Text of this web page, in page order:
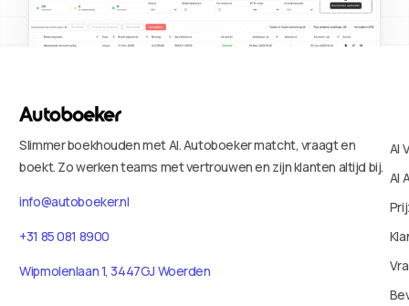
Slimmer boekhouden met AI. Autoboeker matcht, vraagt en
boekt. Zo werken teams met vertrouwen en zijn klanten altijd bij.
info@autoboeker.nl
+31 85 081 8900
Wipmolenlaan 1, 3447GJ Woerden
AI
AI